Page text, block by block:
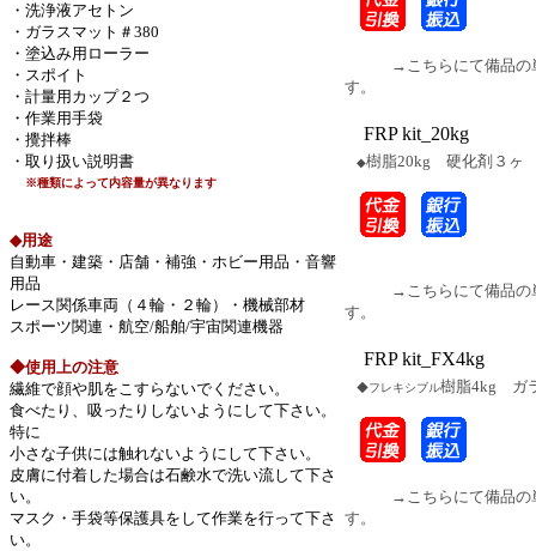
・洗浄液アセトン
・ガラスマット＃380
・塗込み用ローラー
・スポイト
・計量用カップ２つ
・作業用手袋
・攪拌棒
・取り扱い説明書
※種類によって内容量が異なります
◆用途
自動車・建築・店舗・補強・ホビー用品・音響
用品
レース関係車両（４輪・２輪）・機械部材
スポーツ関連・航空/船舶/宇宙関連機器
◆使用上の注意
繊維で顔や肌をこすらないでください。
食べたり、吸ったりしないようにして下さい。
特に
小さな子供には触れないようにして下さい。
皮膚に付着した場合は石鹸水で洗い流して下さ
い。
マスク・手袋等保護具をして作業を行って下さ
い。
→こちらにて備品の単
す。
FRP kit_20kg
◆樹脂20kg 硬化剤３ヶ
→こちらにて備品の単
す。
FRP kit_FX4kg
◆フレキシブル樹脂4kg ガ
→こちらにて備品の単
す。